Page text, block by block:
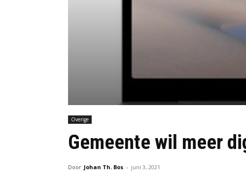
Overige
Gemeente wil meer
Door Johan Th. Bos - juni 3, 2021